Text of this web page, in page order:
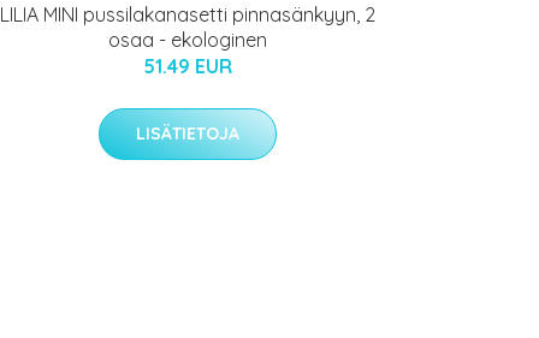
LILIA MINI pussilakanasetti pinnasänkyyn, 2
osaa - ekologinen
51.49 EUR
LISÄTIETOJA